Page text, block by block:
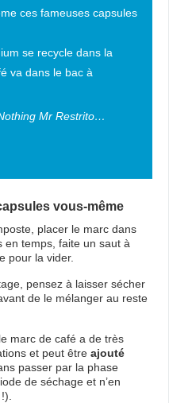
ces fameuses capsules
se recycle dans la
va dans le bac à
Mr Restrito…
vous-même
placer le marc dans
en temps, faite un saut à
pour la vider.
pensez à laisser sécher
de le mélanger au reste
marc de café a de très
et peut être ajouté
passer par la phase
de séchage et n’en